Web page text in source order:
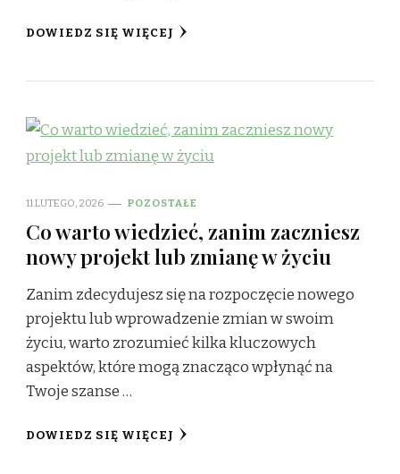
DOWIEDZ SIĘ WIĘCEJ
11 LUTEGO, 2026 POZOSTAŁE
Co warto wiedzieć, zanim zaczniesz
nowy projekt lub zmianę w życiu
Zanim zdecydujesz się na rozpoczęcie nowego
projektu lub wprowadzenie zmian w swoim
życiu, warto zrozumieć kilka kluczowych
aspektów, które mogą znacząco wpłynąć na
Twoje szanse …
DOWIEDZ SIĘ WIĘCEJ